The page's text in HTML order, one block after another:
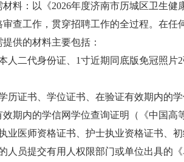
料：以《2026年度济南市历城区卫生
查工作，贯穿招聘工作的全过程。在
供的材料主要包括：
人二代身份证、1寸近期同底版免冠照
历证书、学位证书、在验证有效期内的
期内的学信网学位查询证明（《中国高
业医师资格证书、护士执业资格证书、
人员提交有用人权限部门或单位出具的